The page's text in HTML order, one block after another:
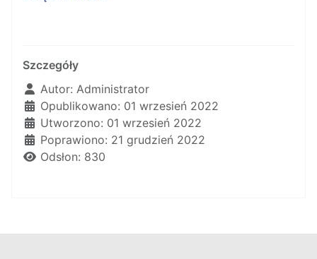
Szczegóły
Autor: Administrator
Opublikowano: 01 wrzesień 2022
Utworzono: 01 wrzesień 2022
Poprawiono: 21 grudzień 2022
Odsłon: 830